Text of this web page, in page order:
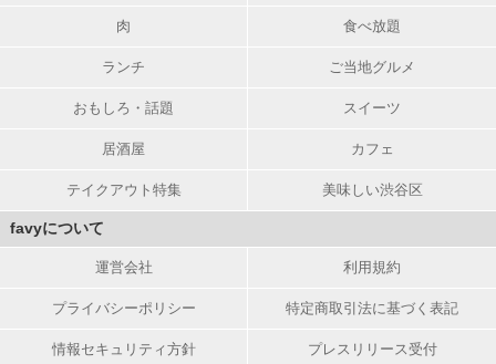
肉 食べ放題
ランチ ご当地グルメ
おもしろ・話題 スイーツ
居酒屋 カフェ
テイクアウト特集 美味しい渋谷区
favyについて
運営会社 利用規約
プライバシーポリシー 特定商取引法に基づく表記
情報セキュリティ方針 プレスリリース受付